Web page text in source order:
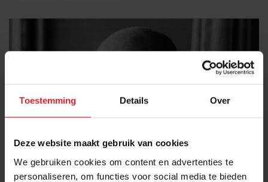
Toestemming Details Over
Deze website maakt gebruik van cookies
We gebruiken cookies om content en advertenties te
personaliseren, om functies voor social media te bieden